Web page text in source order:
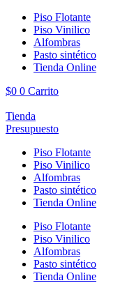
Piso Flotante
Piso Vinilico
Alfombras
Pasto sintético
Tienda Online
$0 0 Carrito
Tienda
Presupuesto
Piso Flotante
Piso Vinilico
Alfombras
Pasto sintético
Tienda Online
Piso Flotante
Piso Vinilico
Alfombras
Pasto sintético
Tienda Online